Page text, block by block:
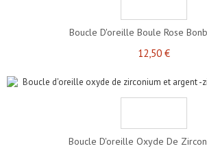
Boucle D'oreille Boule Rose
12,50 €
Boucle D'oreille Oxyde De